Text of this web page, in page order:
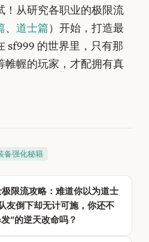
！从研究各职业的极限流
、 道士篇）开始，打造最
sf999 的世界里，只有那
帷幄的玩家，才配拥有真
强化秘籍
限流攻略：难道你以为道士
友倒下却无计可施，你还不
”的逆天改命吗？